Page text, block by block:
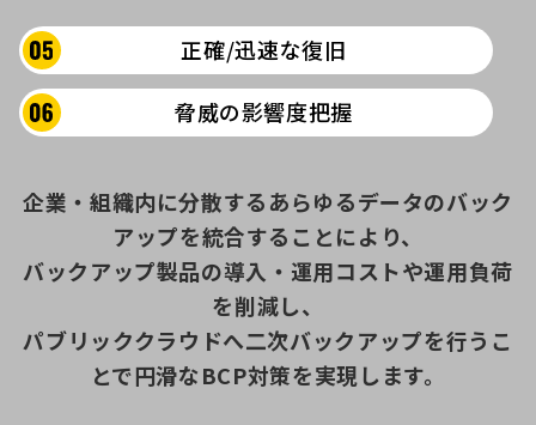
正確/迅速な復旧
脅威の影響度把握
企業・組織内に分散するあらゆるデータのバック
アップを統合することにより、
バックアップ製品の導入・運用コストや運用負荷
を削減し、
パブリッククラウドへ二次バックアップを行うこ
とで円滑なBCP対策を実現します。